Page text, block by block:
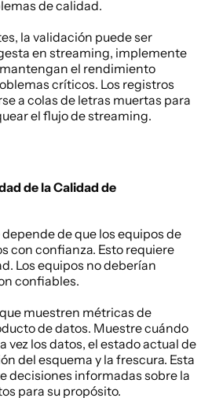
de calidad.
la validación puede ser
en streaming, implemente
el rendimiento
críticos. Los registros
a colas de letras muertas para
el flujo de streaming.
de la Calidad de
de que los equipos de
con confianza. Esto requiere
Los equipos no deberían
confiables.
muestren métricas de
de datos. Muestre cuándo
vez los datos, el estado actual de
del esquema y la frescura. Esta
decisiones informadas sobre la
para su propósito.